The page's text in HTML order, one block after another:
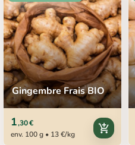
Gingembre Frais BIO
1,30 €
env. 100 g • 13 €/kg
add_shopping_cart